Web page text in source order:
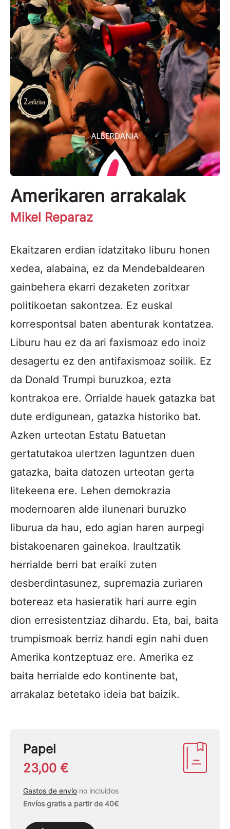
Amerikaren arrakalak
Mikel Reparaz
Ekaitzaren erdian idatzitako liburu honen
xedea, alabaina, ez da Mendebaldearen
gainbehera ekarri dezaketen zoritxar
politikoetan sakontzea. Ez euskal
korrespontsal baten abenturak kontatzea.
Liburu hau ez da ari faxismoaz edo inoiz
desagertu ez den antifaxismoaz soilik. Ez
da Donald Trumpi buruzkoa, ezta
kontrakoa ere. Orrialde hauek gatazka bat
dute erdigunean, gatazka historiko bat.
Azken urteotan Estatu Batuetan
gertatutakoa ulertzen laguntzen duen
gatazka, baita datozen urteotan gerta
litekeena ere. Lehen demokrazia
modernoaren alde ilunenari buruzko
liburua da hau, edo agian haren aurpegi
bistakoenaren gainekoa. Iraultzatik
herrialde berri bat eraiki zuten
desberdintasunez, supremazia zuriaren
botereaz eta hasieratik hari aurre egin
dion erresistentziaz dihardu. Eta, bai, baita
trumpismoak berriz handi egin nahi duen
Amerika kontzeptuaz ere. Amerika ez
baita herrialde edo kontinente bat,
arrakalaz betetako ideia bat baizik.
Papel
23,00 €
Gastos de envío no incluidos
Envíos gratis a partir de 40€